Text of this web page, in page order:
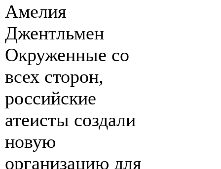
Амелия
Джентльмен
Окруженные со
всех сторон,
российские
атеисты создали
новую
организацию для